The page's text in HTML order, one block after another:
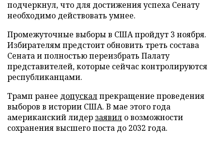
подчеркнул, что для достижения успеха Сенату
необходимо действовать умнее.
Промежуточные выборы в США пройдут 3 ноября.
Избирателям предстоит обновить треть состава
Сената и полностью переизбрать Палату
представителей, которые сейчас контролируются
республиканцами.
Трамп ранее допускалпрекращение проведения
выборов в истории США. В мае этого года
американский лидер заявил о возможности
сохранения высшего поста до 2032 года.